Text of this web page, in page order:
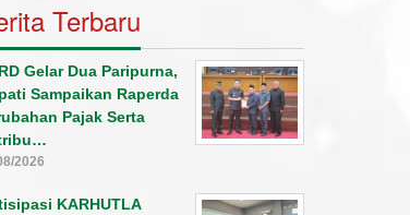
Terbaru
Gelar Dua Paripurna,
Sampaikan Raperda
Pajak Serta
2026
KARHUTLA